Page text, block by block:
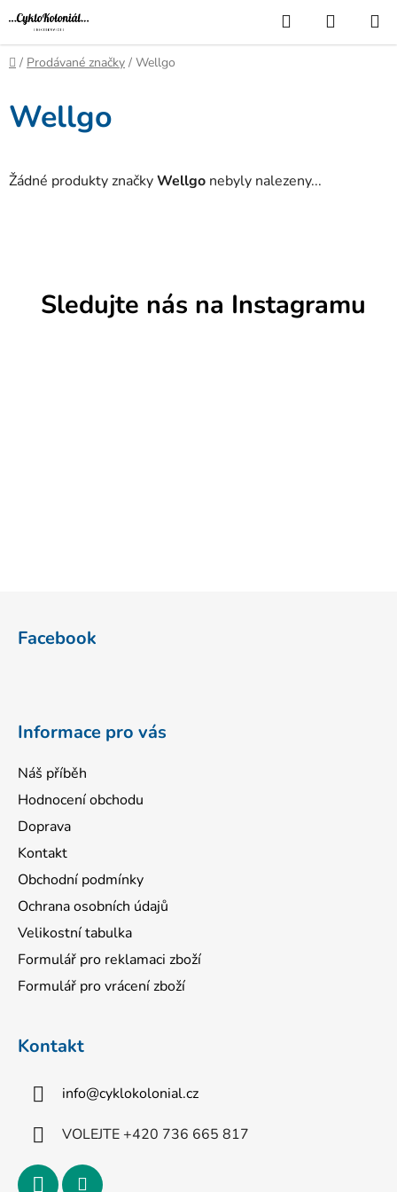
Přejít
na
obsah
Hledat
KOŠÍK
Domů
/ Prodávané značky / Wellgo
Wellgo
Žádné produkty značkyWellgo nebyly nalezeny...
Sledujte nás na Instagramu
Facebook
Informace pro vás
Náš příběh
Hodnocení obchodu
Doprava
Kontakt
Obchodní podmínky
Ochrana osobních údajů
Velikostní tabulka
Formulář pro reklamaci zboží
Formulář pro vrácení zboží
Kontakt
info@cyklokolonial.cz
VOLEJTE +420 736 665 817